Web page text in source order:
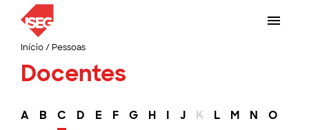
Início/ Pessoas
Docentes
A B C D E F G H I J K L M N O